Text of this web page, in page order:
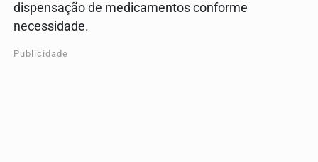
dispensação de medicamentos conforme
necessidade.
Publicidade